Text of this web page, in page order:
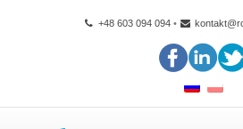
+48 603 094 094•